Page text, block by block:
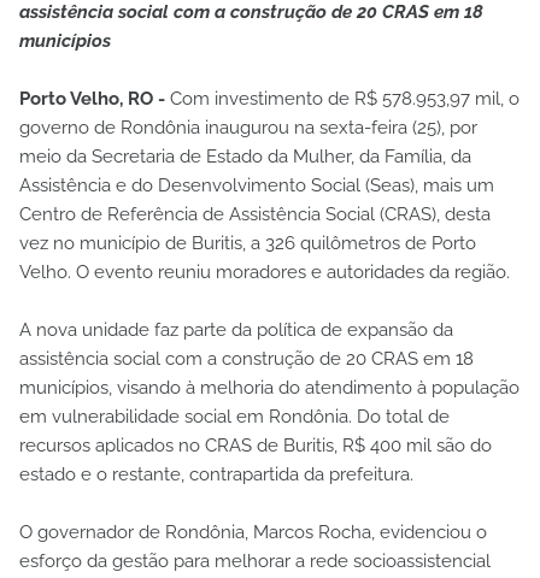
assistência social com a construção de 20 CRAS em 18
municípios
Porto Velho, RO - Com investimento de R$ 578.953,97 mil, o
governo de Rondônia inaugurou na sexta-feira (25), por
meio da Secretaria de Estado da Mulher, da Família, da
Assistência e do Desenvolvimento Social (Seas), mais um
Centro de Referência de Assistência Social (CRAS), desta
vez no município de Buritis, a 326 quilômetros de Porto
Velho. O evento reuniu moradores e autoridades da região.
A nova unidade faz parte da política de expansão da
assistência social com a construção de 20 CRAS em 18
municípios, visando à melhoria do atendimento à população
em vulnerabilidade social em Rondônia. Do total de
recursos aplicados no CRAS de Buritis, R$ 400 mil são do
estado e o restante, contrapartida da prefeitura.
O governador de Rondônia, Marcos Rocha, evidenciou o
esforço da gestão para melhorar a rede socioassistencial